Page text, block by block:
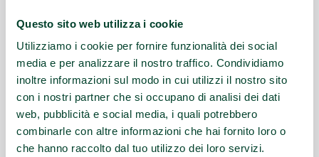
Questo sito web utilizza i cookie
Utilizziamo i cookie per fornire funzionalità dei social
media e per analizzare il nostro traffico. Condividiamo
inoltre informazioni sul modo in cui utilizzi il nostro sito
con i nostri partner che si occupano di analisi dei dati
web, pubblicità e social media, i quali potrebbero
combinarle con altre informazioni che hai fornito loro o
che hanno raccolto dal tuo utilizzo dei loro servizi.
Fonte
Elenco regionale delle Palestre e associazioni
sportive che Promuovono Salute e Attività
Motoria Adattata. Alcune informazioni
(protocolli di Attività Motoria Adattata offerti,
orari e modalità di prenotazione) sono